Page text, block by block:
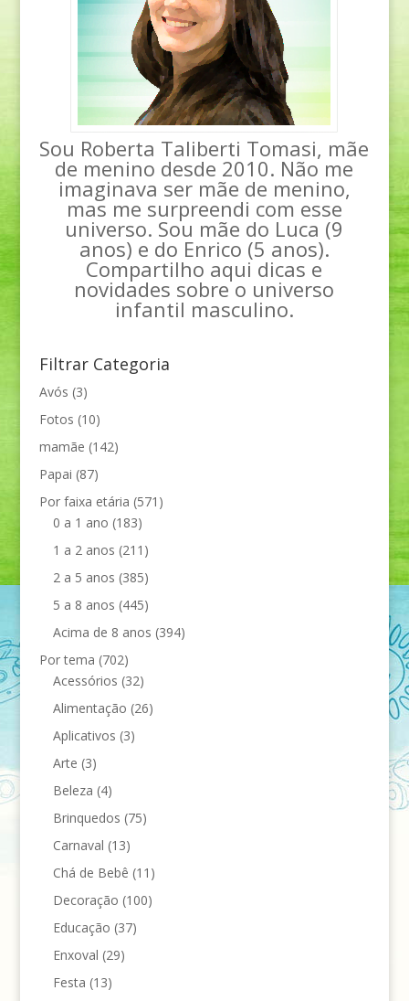
Sou Roberta Taliberti Tomasi, mãe
de menino desde 2010. Não me
imaginava ser mãe de menino,
mas me surpreendi com esse
universo. Sou mãe do Luca (9
anos) e do Enrico (5 anos).
Compartilho aqui dicas e
novidades sobre o universo
infantil masculino.
Filtrar Categoria
Avós (3)
Fotos (10)
mamãe (142)
Papai (87)
Por faixa etária (571)
0 a 1 ano (183)
1 a 2 anos (211)
2 a 5 anos (385)
5 a 8 anos (445)
Acima de 8 anos (394)
Por tema (702)
Acessórios (32)
Alimentação (26)
Aplicativos (3)
Arte (3)
Beleza (4)
Brinquedos (75)
Carnaval (13)
Chá de Bebê (11)
Decoração (100)
Educação (37)
Enxoval (29)
Festa (13)